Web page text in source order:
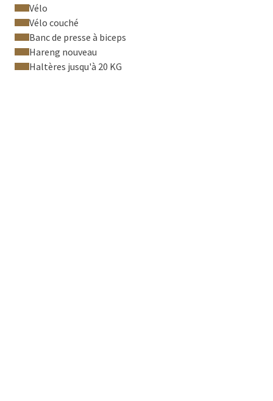
Vélo
Vélo couché
Banc de presse à biceps
Hareng nouveau
Haltères jusqu'à 20 KG